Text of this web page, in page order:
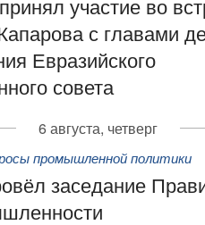
участие во
с главами
Евразийского
совета
6 августа, четверг
промышленной политики
заседание